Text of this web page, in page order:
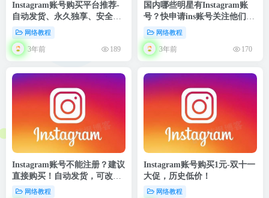
Instagram账号购买平台推荐-
自动发货、永久独享、安全省
心
网络教程
3年前 189
国内哪些明星有Instagram账
号？快申请ins账号关注他们
吧！网络教程
3年前 170
Instagram账号不能注册？建议
直接购买！自动发货，可改密
码，永久独享
网络教程
Instagram账号购买1元-双十一
大促，历史低价！
网络教程